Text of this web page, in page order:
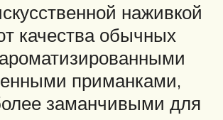
наживкой
качества обычных
приманками,
заманчивыми для